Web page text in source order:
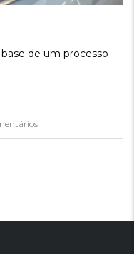
de um processo